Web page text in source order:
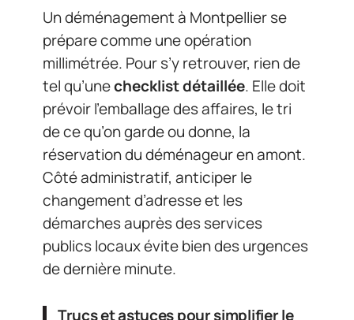
Un déménagement à Montpellier se
prépare comme une opération
millimétrée. Pour s’y retrouver, rien de
tel qu’unechecklist détaillée. Elle doit
prévoir l’emballage des affaires, le tri
de ce qu’on garde ou donne, la
réservation du déménageur en amont.
Côté administratif, anticiper le
changement d’adresse et les
démarches auprès des services
publics locaux évite bien des urgences
de dernière minute.
Trucs et astuces pour simplifier le